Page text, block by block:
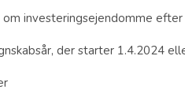
investeringsejendomme
der starter 1.4.2024